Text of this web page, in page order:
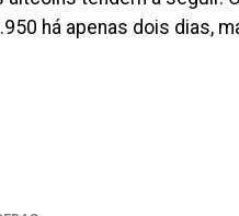
há apenas dois dias,